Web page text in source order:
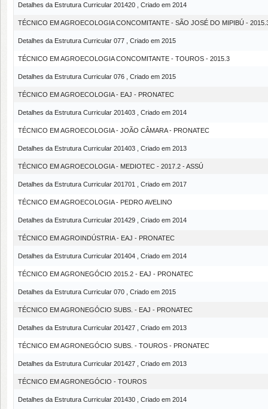
Detalhes da Estrutura Curricular 201420 , Criado em 2014
TÉCNICO EM AGROECOLOGIA CONCOMITANTE - SÃO JOSÉ DO MIPIBÚ -
Detalhes da Estrutura Curricular 077 , Criado em 2015
TÉCNICO EM AGROECOLOGIA CONCOMITANTE - TOUROS - 2015.3
Detalhes da Estrutura Curricular 076 , Criado em 2015
TÉCNICO EM AGROECOLOGIA - EAJ - PRONATEC
Detalhes da Estrutura Curricular 201403 , Criado em 2014
TÉCNICO EM AGROECOLOGIA - JOÃO CÂMARA - PRONATEC
Detalhes da Estrutura Curricular 201403 , Criado em 2013
TÉCNICO EM AGROECOLOGIA - MEDIOTEC - 2017.2 - ASSÚ
Detalhes da Estrutura Curricular 201701 , Criado em 2017
TÉCNICO EM AGROECOLOGIA - PEDRO AVELINO
Detalhes da Estrutura Curricular 201429 , Criado em 2014
TÉCNICO EM AGROINDÚSTRIA - EAJ - PRONATEC
Detalhes da Estrutura Curricular 201404 , Criado em 2014
TÉCNICO EM AGRONEGÓCIO 2015.2 - EAJ - PRONATEC
Detalhes da Estrutura Curricular 070 , Criado em 2015
TÉCNICO EM AGRONEGÓCIO SUBS. - EAJ - PRONATEC
Detalhes da Estrutura Curricular 201427 , Criado em 2013
TÉCNICO EM AGRONEGÓCIO SUBS. - TOUROS - PRONATEC
Detalhes da Estrutura Curricular 201427 , Criado em 2013
TÉCNICO EM AGRONEGÓCIO - TOUROS
Detalhes da Estrutura Curricular 201430 , Criado em 2014